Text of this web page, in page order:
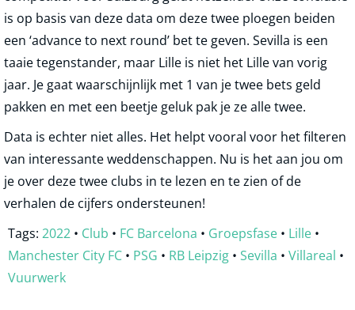
is op basis van deze data om deze twee ploegen beiden
een ‘advance to next round’ bet te geven. Sevilla is een
taaie tegenstander, maar Lille is niet het Lille van vorig
jaar. Je gaat waarschijnlijk met 1 van je twee bets geld
pakken en met een beetje geluk pak je ze alle twee.
Data is echter niet alles. Het helpt vooral voor het filteren
van interessante weddenschappen. Nu is het aan jou om
je over deze twee clubs in te lezen en te zien of de
verhalen de cijfers ondersteunen!
Tags: 2022 • Club • FC Barcelona • Groepsfase • Lille •
Manchester City FC • PSG • RB Leipzig • Sevilla • Villareal •
Vuurwerk